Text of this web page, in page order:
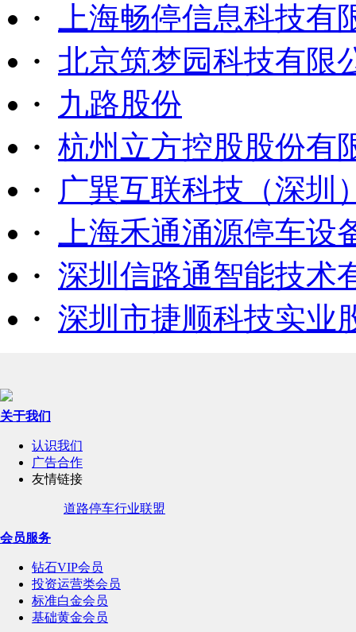
·
上海畅停信息科技有
· 北京筑梦园科技有限
·
九路股份
· 杭州立方控股股份有
·
广巽互联科技（深圳
·
上海禾通涌源停车设
· 深圳信路通智能技术
· 深圳市捷顺科技实业
关于我们
认识我们
广告合作
友情链接
道路停车行业联盟
会员服务
钻石VIP会员
投资运营类会员
标准白金会员
基础黄金会员